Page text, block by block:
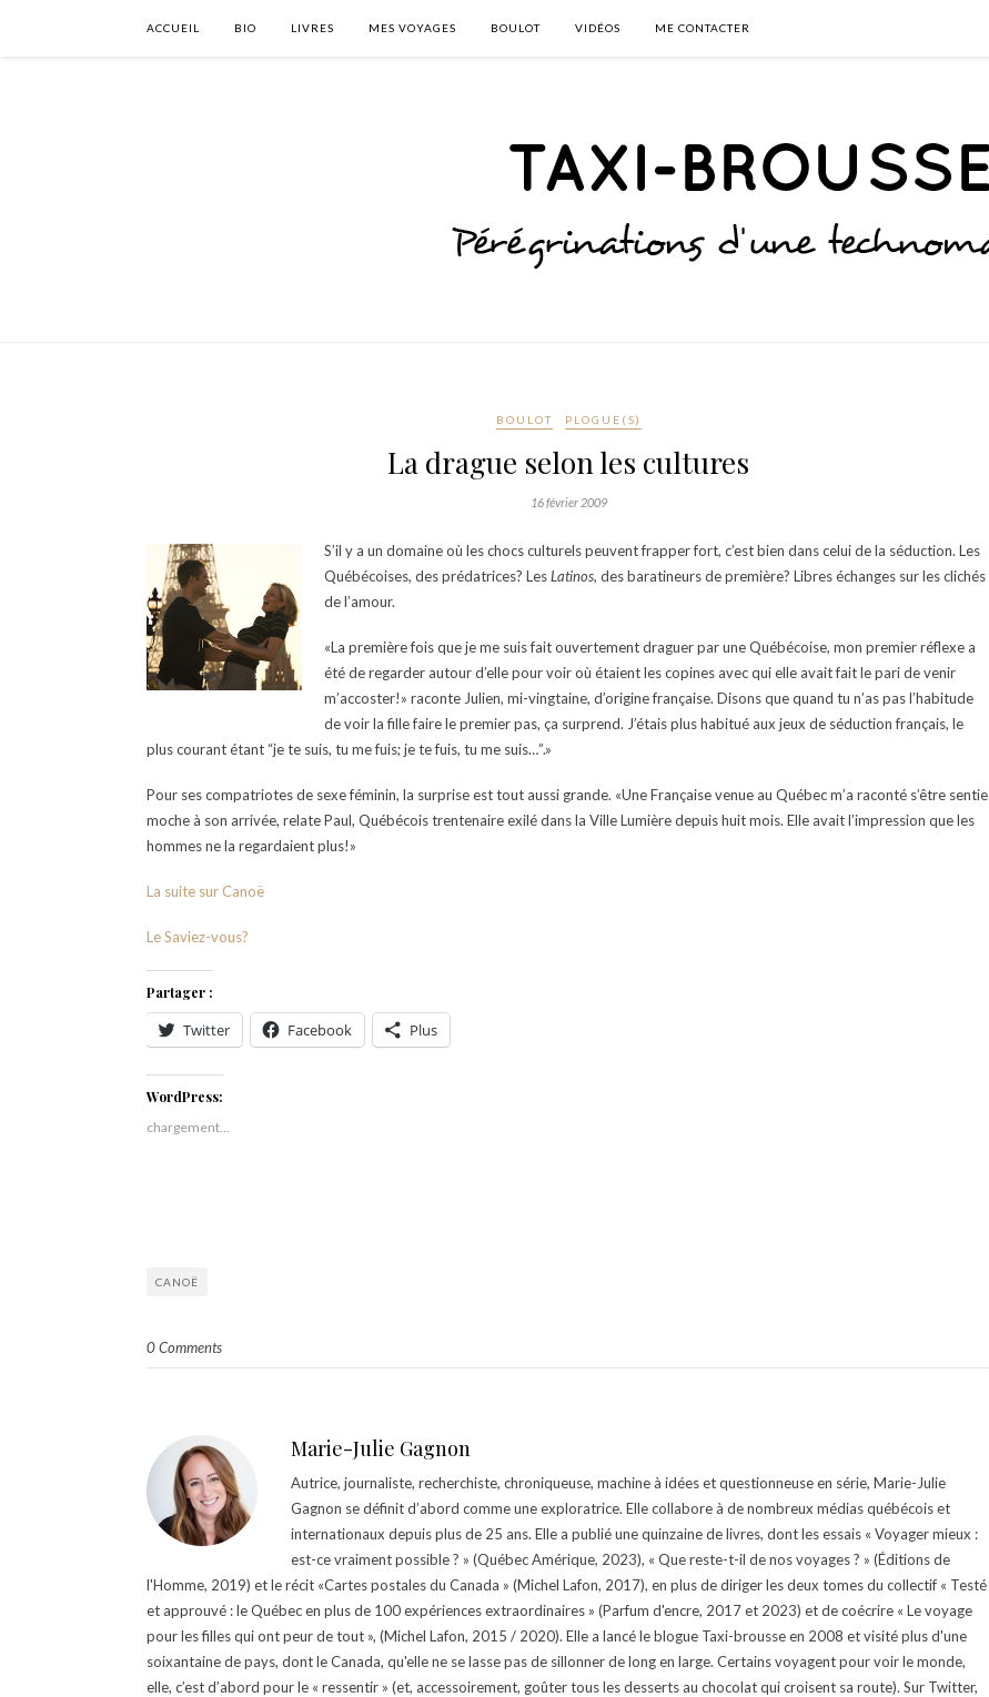
ACCUEIL BIO LIVRES MES VOYAGES BOULOT VIDÉOS ME CONTACTER
BOULOT PLOGUE(S)
La drague selon les cultures
16 février 2009
S’il y a un domaine où les chocs culturels peuvent frapper fort, c’est bien dans celui de la séduction. Les
Québécoises, des prédatrices? LesLatinos, des baratineurs de première? Libres échanges sur les clichés
de l’amour.
«La première fois que je me suis fait ouvertement draguer par une Québécoise, mon premier réflexe a
été de regarder autour d’elle pour voir où étaient les copines avec qui elle avait fait le pari de venir
m’accoster!» raconte Julien, mi-vingtaine, d’origine française. Disons que quand tu n’as pas l’habitude
de voir la fille faire le premier pas, ça surprend. J’étais plus habitué aux jeux de séduction français, le
plus courant étant “je te suis, tu me fuis; je te fuis, tu me suis…”.»
Pour ses compatriotes de sexe féminin, la surprise est tout aussi grande. «Une Française venue au Québec m’a raconté s’être sentie
moche à son arrivée, relate Paul, Québécois trentenaire exilé dans la Ville Lumière depuis huit mois. Elle avait l’impression que les
hommes ne la regardaient plus!»
La suite sur Canoë
Le Saviez-vous?
Partager :
Twitter Facebook Plus
WordPress:
chargement…
CANOË
0 Comments
Marie-Julie Gagnon
Autrice, journaliste, recherchiste, chroniqueuse, machine à idées et questionneuse en série, Marie-Julie
Gagnon se définit d’abord comme une exploratrice. Elle collabore à de nombreux médias québécois et
internationaux depuis plus de 25 ans. Elle a publié une quinzaine de livres, dont les essais « Voyager mieux :
est-ce vraiment possible ? » (Québec Amérique, 2023), « Que reste-t-il de nos voyages ? » (Éditions de
l'Homme, 2019) et le récit «Cartes postales du Canada » (Michel Lafon, 2017), en plus de diriger les deux tomes du collectif « Testé
et approuvé : le Québec en plus de 100 expériences extraordinaires » (Parfum d'encre, 2017 et 2023) et de coécrire « Le voyage
pour les filles qui ont peur de tout », (Michel Lafon, 2015 / 2020). Elle a lancé le blogue Taxi-brousse en 2008 et visité plus d'une
soixantaine de pays, dont le Canada, qu'elle ne se lasse pas de sillonner de long en large. Certains voyagent pour voir le monde,
elle, c’est d’abord pour le « ressentir » (et, accessoirement, goûter tous les desserts au chocolat qui croisent sa route). Sur Twitter,